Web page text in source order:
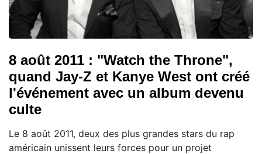
8 août 2011 : "Watch the Throne",
quand Jay-Z et Kanye West ont créé
l'événement avec un album devenu
culte
Le 8 août 2011, deux des plus grandes stars du rap
américain unissent leurs forces pour un projet